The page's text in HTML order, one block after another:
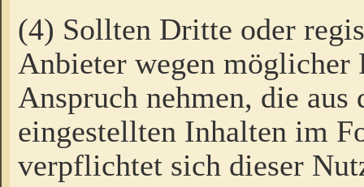
(4) Sollten Dritte oder
Anbieter wegen möglicher
Anspruch nehmen, die
eingestellten Inhalten im
verpflichtet sich dieser